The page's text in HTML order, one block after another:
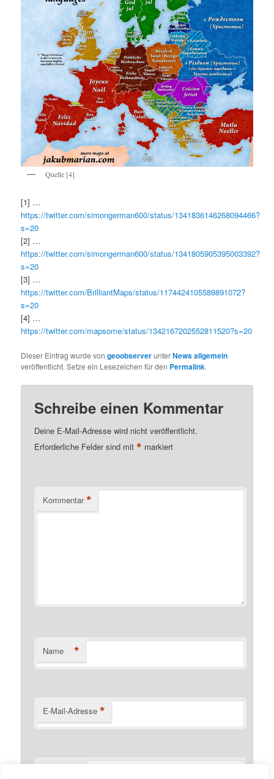
Quelle [4]
[1] …
https://twitter.com/simongerman600/status/1341836146268094466?
s=20
[2] …
https://twitter.com/simongerman600/status/1341805905395003392?
s=20
[3] …
https://twitter.com/BrilliantMaps/status/1174424105589891072?
s=20
[4] …
https://twitter.com/mapsome/status/1342167202552811520?s=20
Dieser Eintrag wurde vongeoobserverunterNews allgemein
veröffentlicht. Setze ein Lesezeichen für den Permalink.
Schreibe einen Kommentar
Deine E-Mail-Adresse wird nicht veröffentlicht.
Erforderliche Felder sind mit* markiert
Kommentar *
Name *
E-Mail-Adresse *